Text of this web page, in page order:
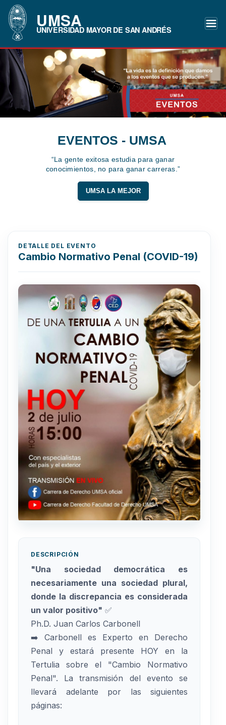
UMSA
UNIVERSIDAD MAYOR DE SAN ANDRÉS
EVENTOS - UMSA
“La gente exitosa estudia para ganar
conocimientos, no para ganar carreras.”
UMSA LA MEJOR
DETALLE DEL EVENTO
Cambio Normativo Penal (COVID-19)
DESCRIPCIÓN
"Una sociedad democrática es
necesariamente una sociedad plural,
donde la discrepancia es considerada
un valor positivo" ✅
Ph.D. Juan Carlos Carbonell
➡️ Carbonell es Experto en Derecho
Penal y estará presente HOY en la
Tertulia sobre el "Cambio Normativo
Penal". La transmisión del evento se
llevará adelante por las siguientes
páginas: